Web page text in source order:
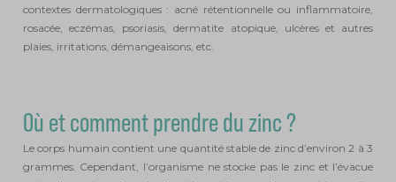
contextes dermatologiques : acné rétentionnelle ou inflammatoire,
rosacée, eczémas, psoriasis, dermatite atopique, ulcères et autres
plaies, irritations, démangeaisons, etc.
Où et comment prendre du zinc ?
Le corps humain contient une quantité stable de zinc d’environ 2 à 3
grammes. Cependant, l’organisme ne stocke pas le zinc et l’évacue